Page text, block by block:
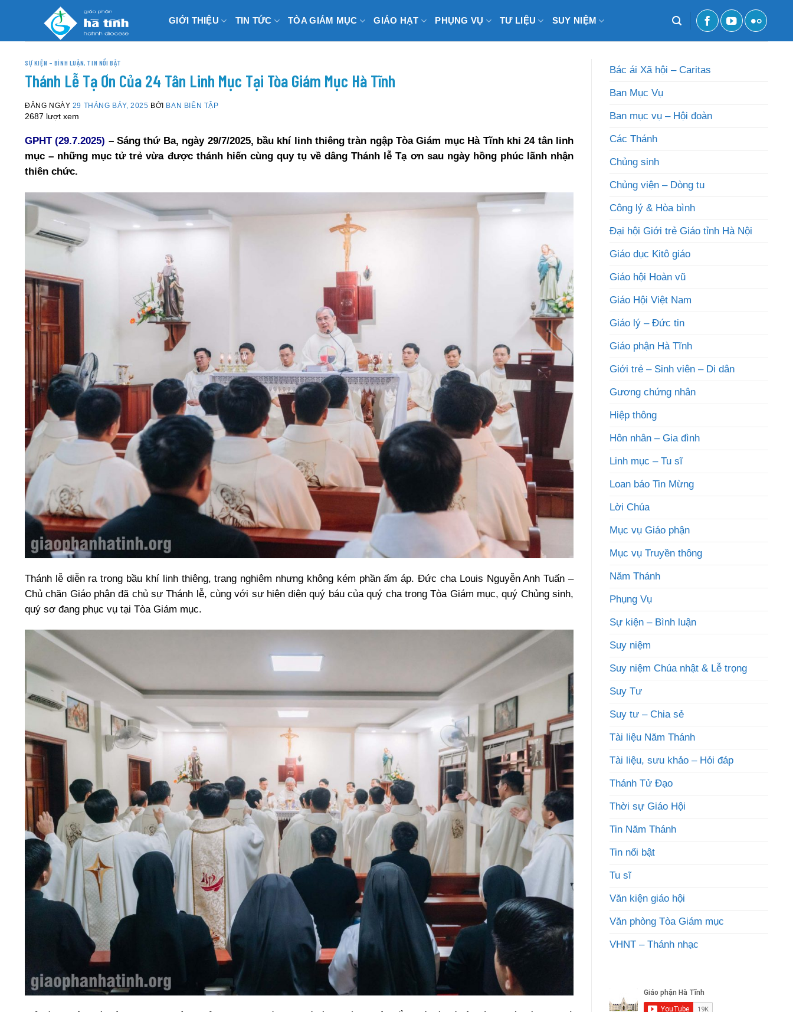
GIỚI THIỆU TIN TỨC TÒA GIÁM MỤC GIÁO HẠT PHỤNG VỤ TƯ LIỆU SUY NIỆM
SỰ KIỆN – BÌNH LUẬN, TIN NỔI BẬT
Thánh Lễ Tạ Ơn Của 24 Tân Linh Mục Tại Tòa Giám Mục Hà Tĩnh
ĐĂNG NGÀY 29 THÁNG BẢY, 2025 BỞI BAN BIÊN TẬP
2687 lượt xem
GPHT (29.7.2025) – Sáng thứ Ba, ngày 29/7/2025, bầu khí linh thiêng tràn ngập Tòa Giám mục Hà Tĩnh khi 24 tân linh
mục – những mục tử trẻ vừa được thánh hiến cùng quy tụ về dâng Thánh lễ Tạ ơn sau ngày hồng phúc lãnh nhận
thiên chức.
Thánh lễ diễn ra trong bầu khí linh thiêng, trang nghiêm nhưng không kém phần ấm áp. Đức cha Louis Nguyễn Anh Tuấn –
Chủ chăn Giáo phận đã chủ sự Thánh lễ, cùng với sự hiện diện quý báu của quý cha trong Tòa Giám mục, quý Chủng sinh,
quý sơ đang phục vụ tại Tòa Giám mục.
Bác ái Xã hội – Caritas
Ban Mục Vụ
Ban mục vụ – Hội đoàn
Các Thánh
Chủng sinh
Chủng viện – Dòng tu
Công lý & Hòa bình
Đại hội Giới trẻ Giáo tỉnh Hà Nội
Giáo dục Kitô giáo
Giáo hội Hoàn vũ
Giáo Hội Việt Nam
Giáo lý – Đức tin
Giáo phận Hà Tĩnh
Giới trẻ – Sinh viên – Di dân
Gương chứng nhân
Hiệp thông
Hôn nhân – Gia đình
Linh mục – Tu sĩ
Loan báo Tin Mừng
Lời Chúa
Mục vụ Giáo phận
Mục vụ Truyền thông
Năm Thánh
Phụng Vụ
Sự kiện – Bình luận
Suy niệm
Suy niệm Chúa nhật & Lễ trọng
Suy Tư
Suy tư – Chia sẻ
Tài liệu Năm Thánh
Tài liệu, sưu khảo – Hỏi đáp
Thánh Tử Đạo
Thời sự Giáo Hội
Tin Năm Thánh
Tin nổi bật
Tu sĩ
Văn kiện giáo hội
Văn phòng Tòa Giám mục
VHNT – Thánh nhạc